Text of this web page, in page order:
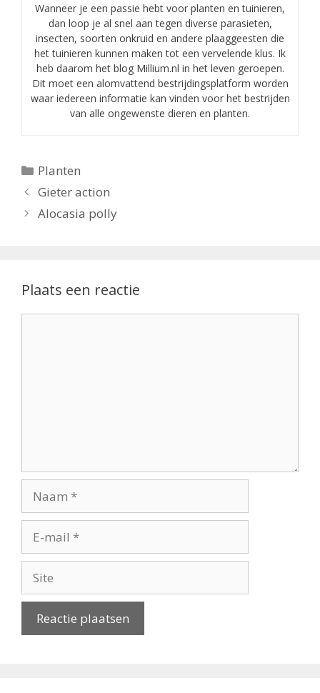
Wanneer je een passie hebt voor planten en tuinieren,
dan loop je al snel aan tegen diverse parasieten,
insecten, soorten onkruid en andere plaaggeesten die
het tuinieren kunnen maken tot een vervelende klus. Ik
heb daarom het blog Millium.nl in het leven geroepen.
Dit moet een alomvattend bestrijdingsplatform worden
waar iedereen informatie kan vinden voor het bestrijden
van alle ongewenste dieren en planten.
Categorieën
Planten
Gieter action
Alocasia polly
Plaats een reactie
mail